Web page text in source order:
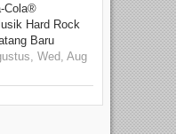
Cola®
Hard Rock
Baru
Wed, Aug